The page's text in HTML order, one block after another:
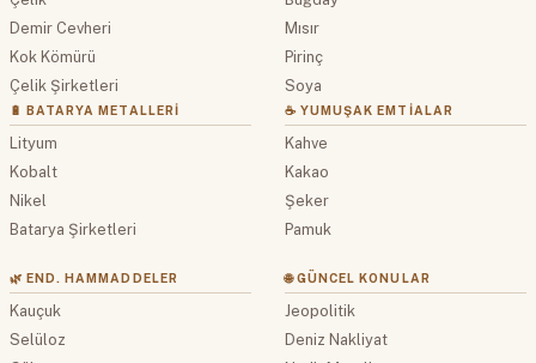
Demir Cevheri
Kok Kömürü
Çelik Şirketleri
🔋 BATARYA METALLERI
Lityum
Kobalt
Nikel
Batarya Şirketleri
Mısır
Pirinç
Soya
☕ YUMUŞAK EMTIALAR
Kahve
Kakao
Şeker
Pamuk
🌿 END. HAMMADDELER
Kauçuk
Selüloz
🌐 GÜNCEL KONULAR
Jeopolitik
Deniz Nakliyat